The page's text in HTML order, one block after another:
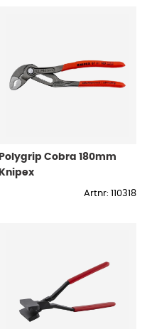
Polygrip Cobra 180mm
Knipex
Artnr: 110318